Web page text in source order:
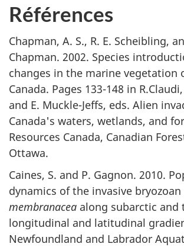
Références
Chapman, A. S., R. E. Scheibling,
Chapman. 2002. Species
changes in the marine vegetation
Canada. Pages 133-148 in
and E. Muckle-Jeffs, eds. Alien
Canada's waters, wetlands, and
Resources Canada, Canadian
Ottawa.
Caines, S. and P. Gagnon. 2010.
dynamics of the invasive bryozoan
membranacea along subarctic and
longitudinal and latitudinal
Newfoundland and Labrador